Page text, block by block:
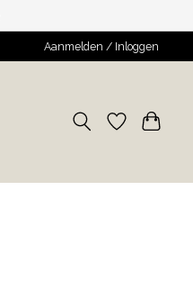
Aanmelden / Inloggen